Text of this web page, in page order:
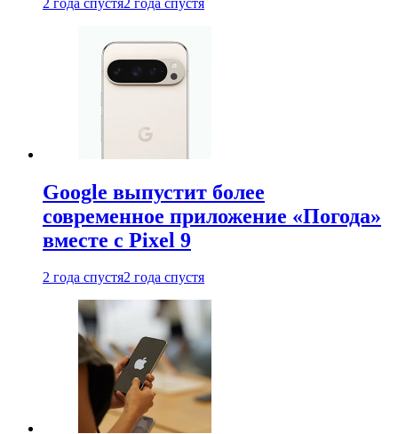
Google выпустит более
современное приложение «Погода»
вместе с Pixel 9
2 года спустя2 года спустя